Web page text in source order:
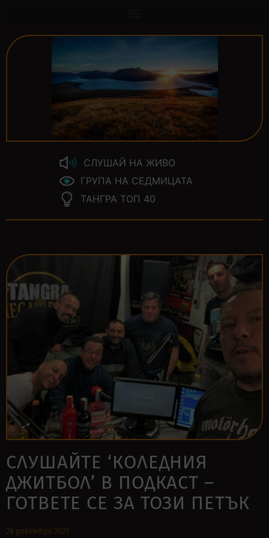
СЛУШАЙ НА ЖИВО
ГРУПА НА СЕДМИЦАТА
ТАНГРА ТОП 40
СЛУШАЙТЕ ‘КОЛЕДНИЯ
ДЖИТБОЛ’ В ПОДКАСТ –
ГОТВЕТЕ СЕ ЗА ТОЗИ ПЕТЪК
28 декември 2021